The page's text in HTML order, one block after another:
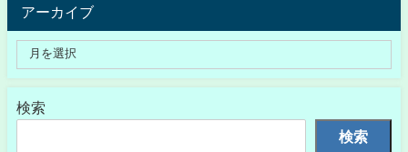
アーカイブ
検索
検索